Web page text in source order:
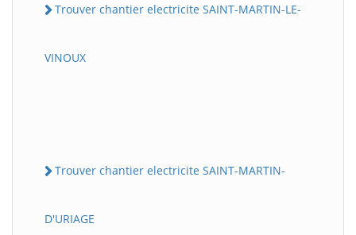
Trouver chantier electricite SAINT-MARTIN-LE-
VINOUX
Trouver chantier electricite SAINT-MARTIN-
D'URIAGE